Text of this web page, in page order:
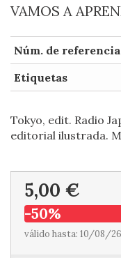
VAMOS A
Núm. de referencia
Etiquetas
Tokyo, edit. Radio
editorial ilustrada.
5,00 €
-50%
válido hasta: 10/08/26